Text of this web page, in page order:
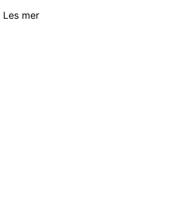
Les mer